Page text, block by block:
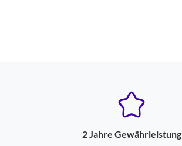
2 Jahre Gewährleistung